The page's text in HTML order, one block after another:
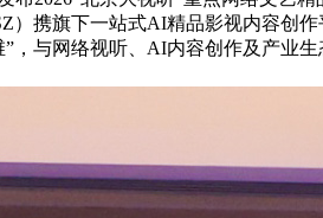
携旗下一站式AI精品影视内容创
与网络视听、AI内容创作及产业